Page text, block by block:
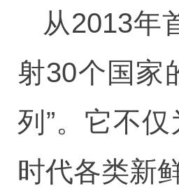
从2013年
射30个国家
列”。它不
时代各类新